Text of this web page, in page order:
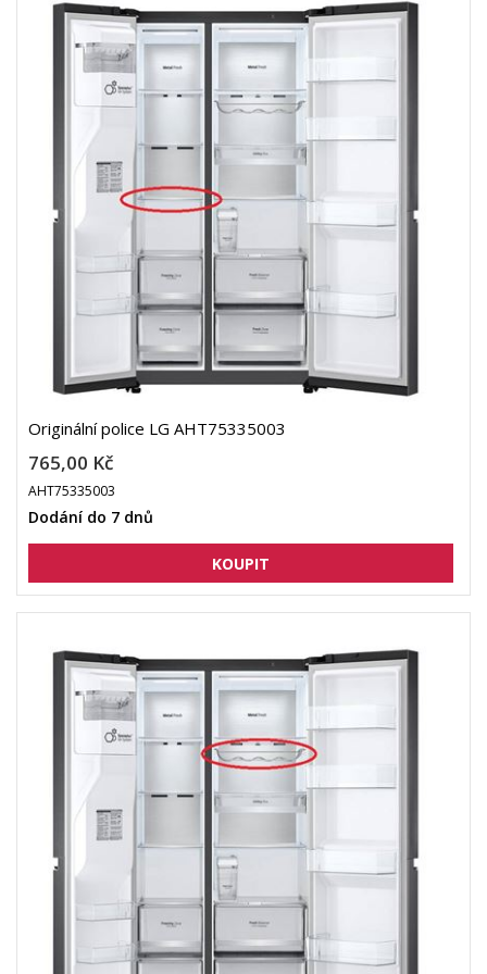
Originální police LG AHT75335003
765,00 Kč
AHT75335003
Dodání do 7 dnů